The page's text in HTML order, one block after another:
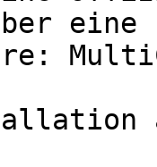
eine